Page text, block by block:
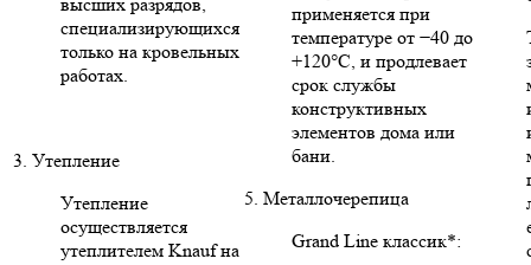
специализирующихся
только на кровельных
работах.
3. Утепление
Утепление
осуществляется
утеплителем Knauf на
применяется при
температуре от −40 до
+120°C, и продлевает
срок службы
конструктивных
элементов дома или
бани.
5. Металлочерепица
Grand Line классик*: